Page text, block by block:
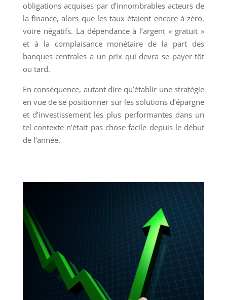
obligations acquises par d’innombrables acteurs de
la finance, alors que les taux étaient encore à zéro,
voire négatifs. La dépendance à l’argent « gratuit »
et à la complaisance monétaire de la part des
banques centrales a un prix qui devra se payer tôt
ou tard.
En conséquence, autant dire qu’établir une stratégie
en vue de se positionner sur les solutions d’épargne
et d’investissement les plus performantes dans un
tel contexte n’était pas chose facile depuis le début
de l’année.